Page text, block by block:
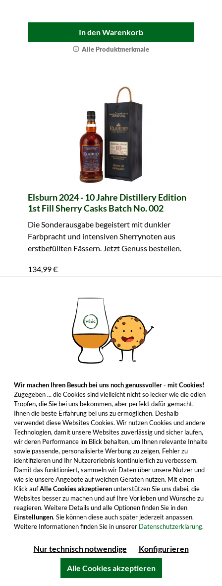
In den Warenkorb
Alle Produktmerkmale
Elsburn 2024 - 10 Jahre Distillery Edition
1st Fill Sherry Casks Batch No. 002
Die Sonderausgabe begeistert mit dunkler
Farbpracht und intensiven Sherrynoten aus
erstbefüllten Fässern. Jetzt Genuss bestellen.
134,99 €
In den Warenkorb
Alle Produktmerkmale
Millstone Peated PX Sherry Cask Set mit 2
Gläsern (350ml)
Kräftiger Rauch und fruchtige Sherryaromen im
verkosten!
Wir machen Ihren Besuch bei uns noch genussvoller - mit Cookies!
Zugegeben ... die Cookies sind vielleicht nicht so lecker wie die edlen
Tropfen, die Sie bei uns bekommen, aber perfekt dafür gemacht,
Ihnen die beste Erfahrung bei uns zu ermöglichen. Deshalb
verwendet diese Websites Cookies. Wir nutzen Cookies und andere
Technologien, damit unsere Websites zuverlässig und sicher laufen,
wir deren Performance im Blick behalten, um Ihnen relevante Inhalte
sowie passende, personalisierte Werbung zu zeigen, Fehler zu
identifizieren und Ihr Nutzererlebnis kontinuierlich zu verbessern.
Damit das funktioniert, sammeln wir Daten über unsere Nutzer und
wie sie unsere Angebote auf welchen Geräten nutzen. Mit einen
Klick aufAlle Cookies akzeptierenunterstützen Sie uns dabei, die
Websites besser zu machen und auf Ihre Vorlieben und Wünsche zu
reagieren. Weitere Details und alle Optionen finden Sie in den
Einstellungen. Sie können diese auch später jederzeit anpassen.
Weitere Informationen finden Sie in unserer Datenschutzerklärung.
Nur technisch notwendige Konfigurieren
Alle Cookies akzeptieren